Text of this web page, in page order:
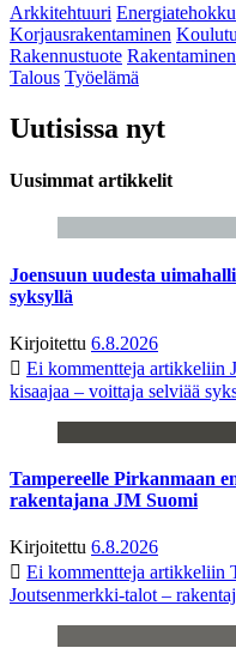
Arkkitehtuuri
Korjausrakentaminen
Rakennustuote Rakentaminen
Talous Työelämä
Uutisissa nyt
Uusimmat artikkelit
Joensuun uudesta
syksyllä
Kirjoitettu 6.8.2026
Ei kommentteja artikkeliin
kisaajaa – voittaja selviää
Tampereelle Pirkanmaan
rakentajana JM Suomi
Kirjoitettu 6.8.2026
Ei kommentteja artikkeliin
Joutsenmerkki-talot –